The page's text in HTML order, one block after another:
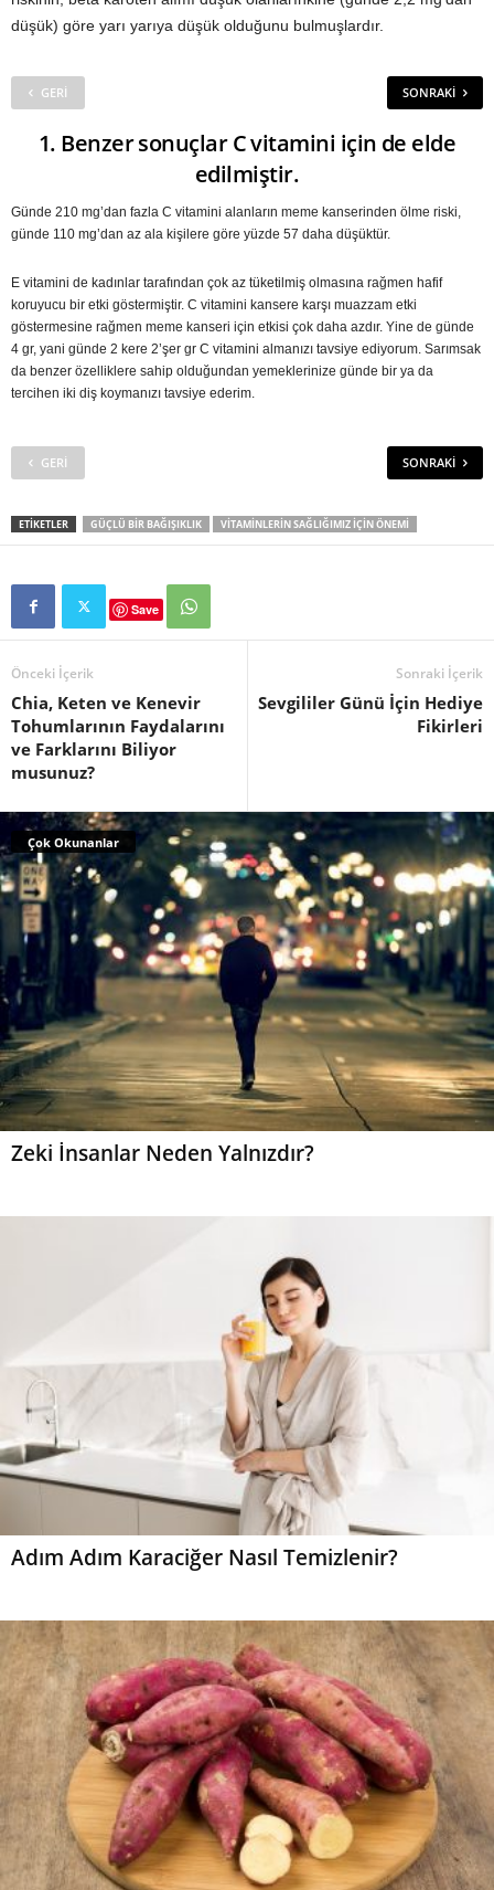
düşük) göre yarı yarıya düşük olduğunu bulmuşlardır.
GERI SONRAKI
1. Benzer sonuçlar C vitamini için de elde
edilmiştir.
Günde 210 mg’dan fazla C vitamini alanların meme kanserinden ölme riski,
günde 110 mg’dan az ala kişilere göre yüzde 57 daha düşüktür.
E vitamini de kadınlar tarafından çok az tüketilmiş olmasına rağmen hafif
koruyucu bir etki göstermiştir. C vitamini kansere karşı muazzam etki
göstermesine rağmen meme kanseri için etkisi çok daha azdır. Yine de günde
4 gr, yani günde 2 kere 2’şer gr C vitamini almanızı tavsiye ediyorum. Sarımsak
da benzer özelliklere sahip olduğundan yemeklerinize günde bir ya da
tercihen iki diş koymanızı tavsiye ederim.
GERI SONRAKI
ETIKETLER GÜÇLÜ BIR BAĞIŞIKLIK VITAMINLERIN SAĞLIĞIMIZ IÇIN ÖNEMI
Save
Önceki İçerik
Chia, Keten ve Kenevir
Tohumlarının Faydalarını
ve Farklarını Biliyor
musunuz?
Sonraki İçerik
Sevgililer Günü İçin Hediye
Fikirleri
Çok Okunanlar
Zeki İnsanlar Neden Yalnızdır?
Adım Adım Karaciğer Nasıl Temizlenir?